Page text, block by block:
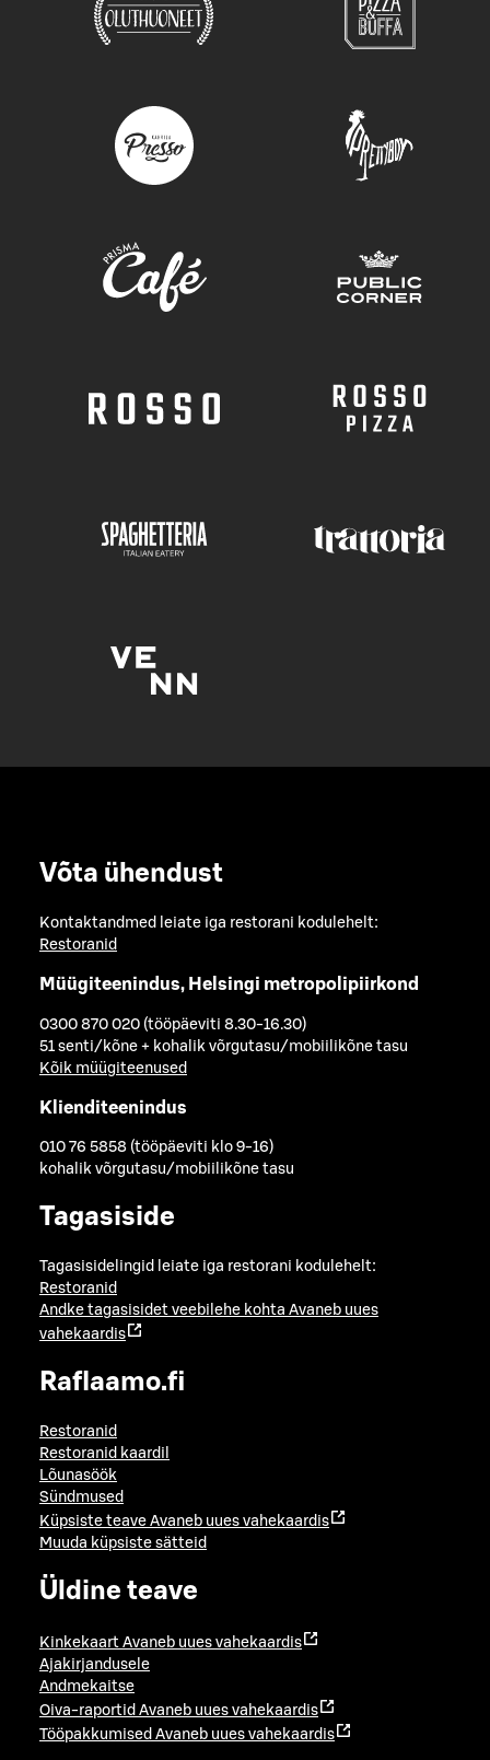
Võta ühendust
Kontaktandmed leiate iga restorani kodulehelt:
Restoranid
Müügiteenindus, Helsingi metropolipiirkond
0300 870 020 (tööpäeviti 8.30-16.30)
51 senti/kõne + kohalik võrgutasu/mobiilikõne tasu
Kõik müügiteenused
Klienditeenindus
010 76 5858 (tööpäeviti klo 9-16)
kohalik võrgutasu/mobiilikõne tasu
Tagasiside
Tagasisidelingid leiate iga restorani kodulehelt:
Restoranid
Andke tagasisidet veebilehe kohta Avaneb uues
vahekaardis
Raflaamo.fi
Restoranid
Restoranid kaardil
Lõunasöök
Sündmused
Küpsiste teave Avaneb uues vahekaardis
Muuda küpsiste sätteid
Üldine teave
Kinkekaart Avaneb uues vahekaardis
Ajakirjandusele
Andmekaitse
Oiva-raportid Avaneb uues vahekaardis
Tööpakkumised Avaneb uues vahekaardis